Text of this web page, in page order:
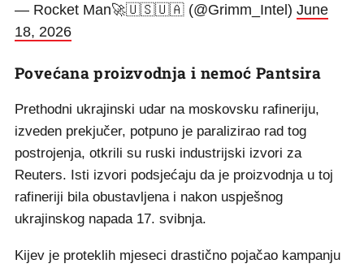
— Rocket Man🚀🇺🇸🇺🇦 (@Grimm_Intel) June
18, 2026
Povećana proizvodnja i nemoć Pantsira
Prethodni ukrajinski udar na moskovsku rafineriju,
izveden prekjučer, potpuno je paralizirao rad tog
postrojenja, otkrili su ruski industrijski izvori za
Reuters. Isti izvori podsjećaju da je proizvodnja u toj
rafineriji bila obustavljena i nakon uspješnog
ukrajinskog napada 17. svibnja.
Kijev je proteklih mjeseci drastično pojačao kampanju